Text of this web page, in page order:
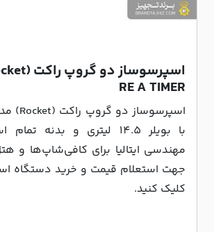
RE A TIMER
با بویلر 14.5 لیتری و بدنه
مهندسی ایتالیا برای کافی‌شاپ‌ها و
جهت استعلام قیمت و خرید دستگاه
کلیک کنید.